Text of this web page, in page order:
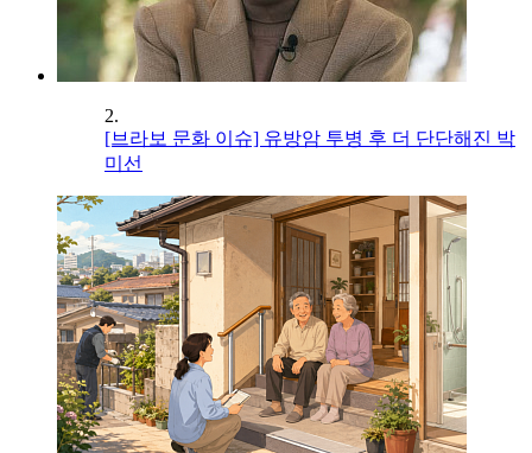
2.
[브라보 문화 이슈] 유방암 투병 후 더 단단해진 박
미선